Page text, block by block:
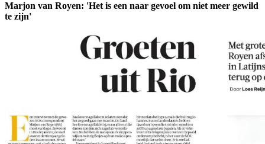
Marjon van Royen: 'Het is een naar gevoel om niet meer gewild
te zijn'